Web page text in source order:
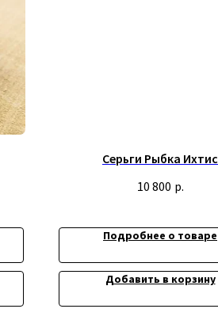
Серьги Рыбка Ихтис
10 800 р.
Подробнее о товаре
Добавить в корзину
Контакты: